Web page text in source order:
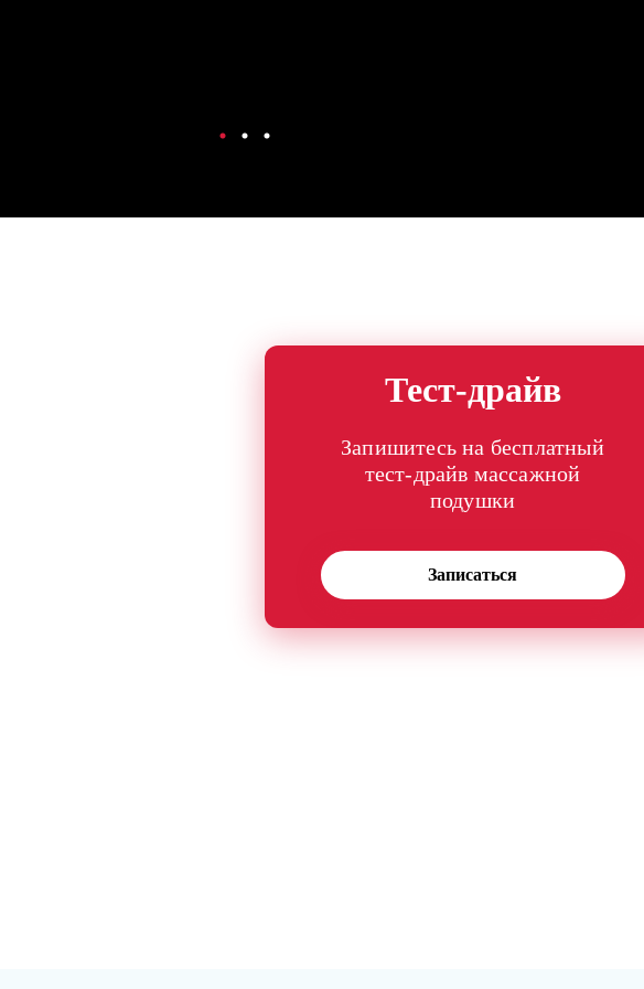
Тест-драйв
Запишитесь на бесплатный
тест-драйв массажной
подушки
Записаться